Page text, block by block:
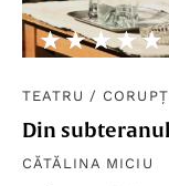
★★★★★
☆☆☆☆☆
TEATRU /
Din
CĂTĂLINA MICIU